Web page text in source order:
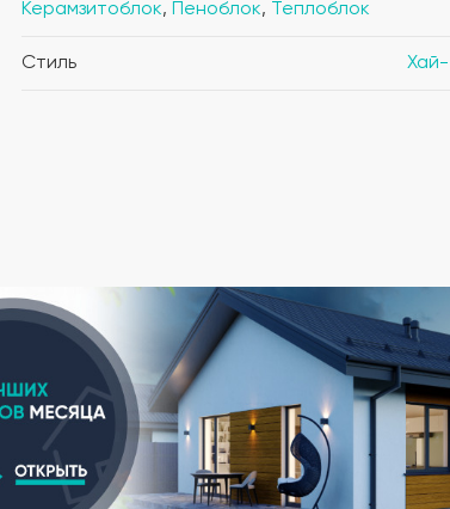
Керамзитоблок, Пеноблок, Теплоблок
Стиль